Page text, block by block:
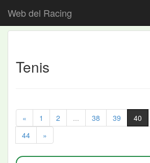
Web del Racing
Tenis
« 1 2 ... 38 39 40
44
»